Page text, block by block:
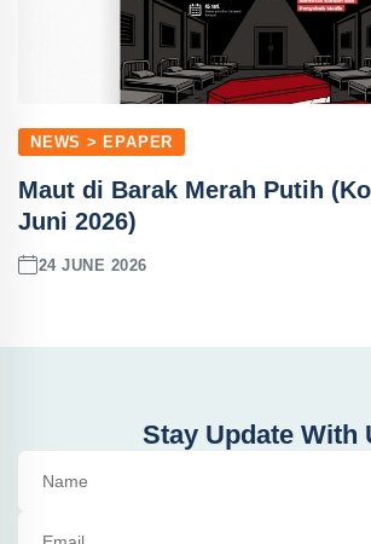
NEWS > EPAPER
Maut di Barak Merah Putih
Juni 2026)
24 JUNE 2026
Stay Update With